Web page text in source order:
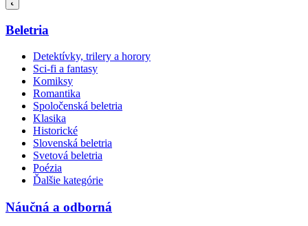
Beletria
Detektívky, trilery a horory
Sci-fi a fantasy
Komiksy
Romantika
Spoločenská beletria
Klasika
Historické
Slovenská beletria
Svetová beletria
Poézia
Ďalšie kategórie
Náučná a odborná